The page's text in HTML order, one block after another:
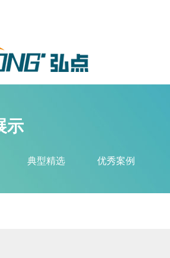
示
典型精选 优秀案例